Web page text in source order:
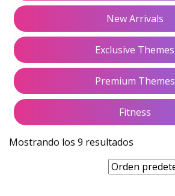
New Arrivals
Exclusive Themes
Premium Themes
Fitness
Mostrando los 9 resultados